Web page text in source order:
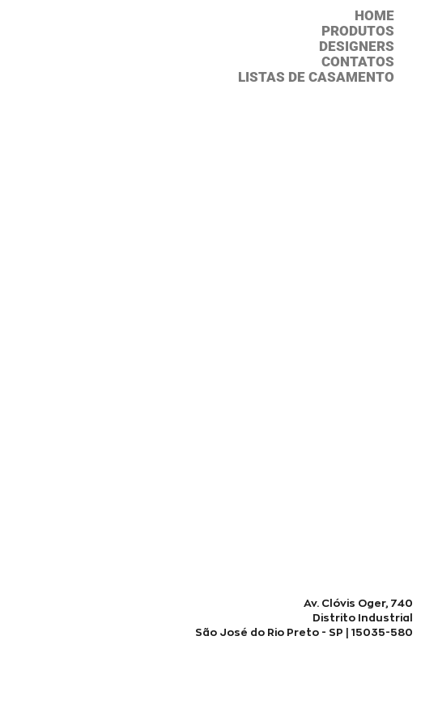
HOME
PRODUTOS
DESIGNERS
CONTATOS
LISTAS DE CASAMENTO
Av. Clóvis Oger, 740
Distrito Industrial
São José do Rio Preto - SP | 15035-580